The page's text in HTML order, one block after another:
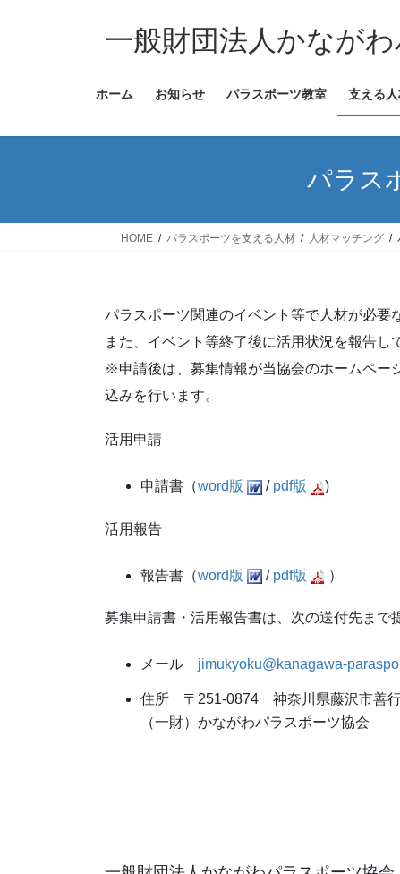
ス
ン
一般財団法人かなが
ホーム お知らせ パラスポーツ教室 支える
パラス
HOME パラスポーツを支える人材 人材マッチング
パラスポーツ関連のイベント等で人材が必要
また、イベント等終了後に活用状況を報告し
※申請後は、募集情報が当協会のホームペー
込みを行います。
活用申請
申請書（word版 / pdf版 )
活用報告
報告書（word版 / pdf版 ）
募集申請書・活用報告書は、次の送付先まで
メール jimukyoku@kanagawa-
住所 〒251-0874 神奈川県藤沢市善
（一財）かながわパラスポーツ協会